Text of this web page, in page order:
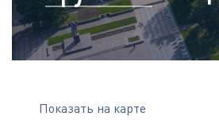
Показать на карте